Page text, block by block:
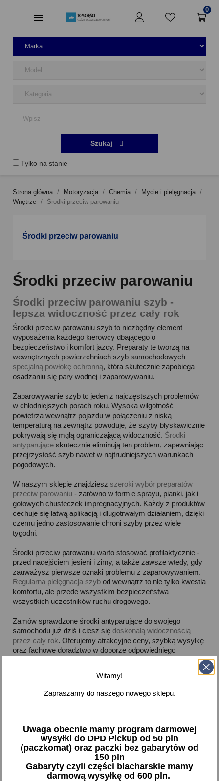
0
Tylko na stanie
Szukaj
Strona główna Motoryzacja Chemia
Mycie i pielęgnacja
Wnętrze
Środki przeciw parowaniu
Środki przeciw parowaniu
Środki przeciw parowaniu
Środki przeciw parowaniu szyb -
lepsza widoczność przez cały rok
Środki przeciw parowaniu szyb to niezbędny element
wyposażenia każdego kierowcy dbającego o
bezpieczeństwo i komfort jazdy. Preparaty te tworzą na
wewnętrznych powierzchniach szyb samochodowych
specjalną powłokę ochronną, która skutecznie zapobiega
osadzaniu się pary wodnej i zaparowywaniu.
Zaparowywanie szyb to jeden z najczęstszych problemów
w chłodniejszych porach roku. Wysoka wilgotność
powietrza wewnątrz pojazdu w połączeniu z niską
temperaturą na zewnątrz powoduje, że szyby błyskawicznie
pokrywają się mgłą ograniczającą widoczność. Środki
antyparujące skutecznie eliminują ten problem, zapewniając
przejrzystość szyb nawet w najtrudniejszych warunkach
pogodowych.
W naszym sklepie znajdzieszszeroki wybór preparatów
przeciw parowaniu - zarówno w formie sprayu, pianki, jak i
gotowych chusteczek impregnacyjnych. Każdy z produktów
cechuje się łatwą aplikacją i długotrwałym działaniem, dzięki
czemu jedno zastosowanie chroni szyby przez wiele
tygodni.
Środki przeciw parowaniu warto stosować profilaktycznie -
przed nadejściem jesieni i zimy, a także zawsze wtedy, gdy
zauważysz pierwsze oznaki problemu z zaparowywaniem.
Regularna pielęgnacja szyb od wewnątrz to nie tylko kwestia
komfortu, ale przede wszystkim bezpieczeństwa
wszystkich uczestników ruchu drogowego.
Zamów sprawdzone środki antyparujące do swojego
samochodu już dziś i ciesz siędoskonałą widocznością
przez cały rok. Oferujemy atrakcyjne ceny, szybką wysyłkę
oraz fachowe doradztwo w doborze odpowiedniego
Dostępne 
favorite_border favorite_border
Witamy!
Zapraszamy do naszego nowego sklepu.
Uwaga obecnie mamy program darmowej
wysyłki do DPD Pickup od 50 pln
(paczkomat) oraz paczki bez gabarytów od
150 pln
Gabaryty czyli części blacharskie mamy
darmową wysyłkę od 600 pln.